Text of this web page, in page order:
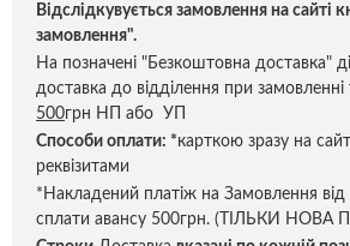
Відслідкувується замовлення на
замовлення".
На позначені "Безкоштовна доставка"
доставка до відділення при замовленні
500грн НП або УП
Способи оплати: *карткою зразу на
реквізитами
*Накладений платіж на Замовлення
сплати авансу 500грн. (ТІЛЬКИ НОВА